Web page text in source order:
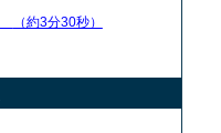
（約3分30秒）